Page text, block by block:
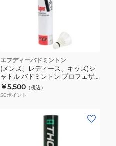
エフディーバドミントン
(メンズ、レディース、キッズ)シ
ャトル バドミントン プロフェザ
ー Super3 PF-6610-NO3
￥5,500 （税込）
50ポイント